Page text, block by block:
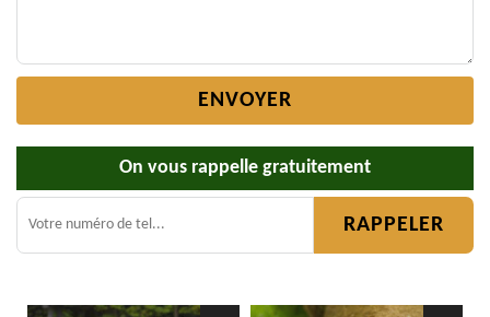
On vous rappelle gratuitement